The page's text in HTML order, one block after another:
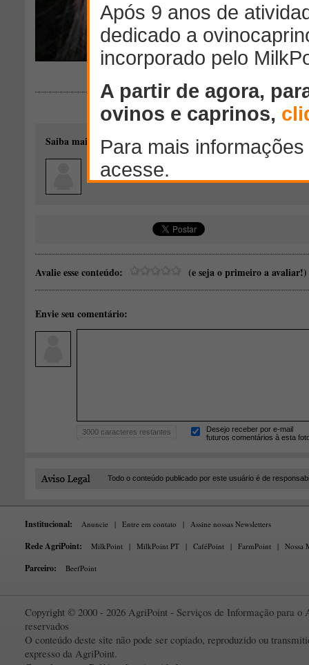
Saiba mais sobre o autor desse conteúdo:
Zootecnista
Avalie esse conteúdo: (e seja o primeiro a avaliar!)
Envie seu comentário:
3000 caracteres restantes
Desejo receber por e-mail
futuros comentários à esta
Todo o conteúdo publicado por este usuário é de
Institucional: Anuncie | Entre em contato | Assine nossas Newsletters
Rede AgriPoint: MilkPoint | MilkPoint PT | CaféPoint | FarmPoint | Nossa
Parceiro: BeefPoint
Copyright © 2000 - 2026 AgriPoint - Serviços de Informação para o
reservados
O conteúdo deste site não pode ser copiado, reproduzido ou
expresso da AgriPoint.